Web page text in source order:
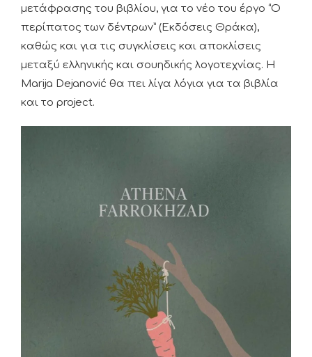
μετάφρασης του βιβλίου, για το νέο του έργο “Ο
περίπατος των δέντρων” (Εκδόσεις Θράκα),
καθώς και για τις συγκλίσεις και αποκλίσεις
μεταξύ ελληνικής και σουηδικής λογοτεχνίας. Η
Marija Dejanović θα πει λίγα λόγια για τα βιβλία
και το project.